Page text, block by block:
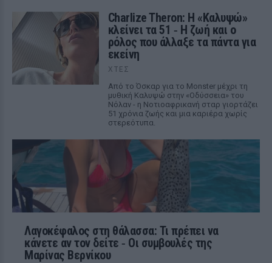
Charlize Theron: Η «Καλυψώ»
κλείνει τα 51 ‑ H ζωή και ο
ρόλος που άλλαξε τα πάντα για
εκείνη
ΧΤΕΣ
Από το Όσκαρ για το Monster μέχρι τη
μυθική Καλυψώ στην «Οδύσσεια» του
Νόλαν - η Νοτιοαφρικανή σταρ γιορτάζει
51 χρόνια ζωής και μια καριέρα χωρίς
στερεότυπα.
Λαγοκέφαλος στη θάλασσα: Τι πρέπει να
κάνετε αν τον δείτε ‑ Οι συμβουλές της
Μαρίνας Βερνίκου